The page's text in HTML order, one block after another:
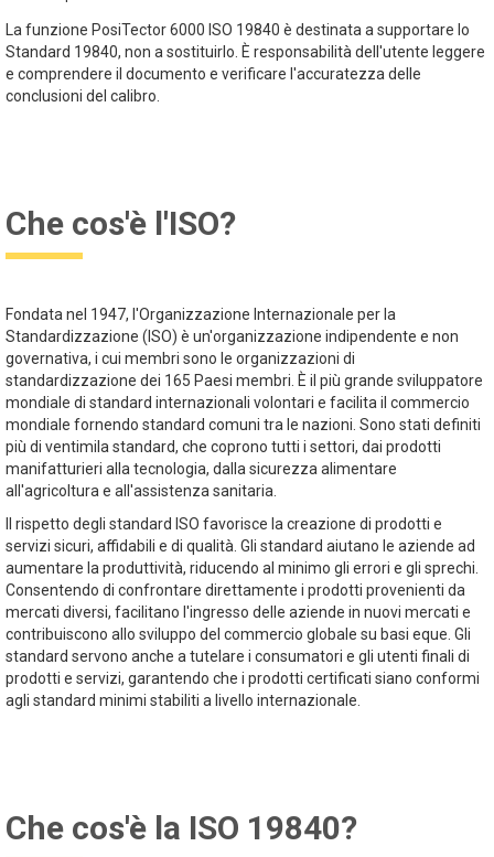
La funzione PosiTector 6000 ISO 19840 è destinata a supportare lo
Standard 19840, non a sostituirlo. È responsabilità dell'utente leggere
e comprendere il documento e verificare l'accuratezza delle
conclusioni del calibro.
Che cos'è l'ISO?
Fondata nel 1947, l'Organizzazione Internazionale per la
Standardizzazione (ISO) è un'organizzazione indipendente e non
governativa, i cui membri sono le organizzazioni di
standardizzazione dei 165 Paesi membri. È il più grande sviluppatore
mondiale di standard internazionali volontari e facilita il commercio
mondiale fornendo standard comuni tra le nazioni. Sono stati definiti
più di ventimila standard, che coprono tutti i settori, dai prodotti
manifatturieri alla tecnologia, dalla sicurezza alimentare
all'agricoltura e all'assistenza sanitaria.
Il rispetto degli standard ISO favorisce la creazione di prodotti e
servizi sicuri, affidabili e di qualità. Gli standard aiutano le aziende ad
aumentare la produttività, riducendo al minimo gli errori e gli sprechi.
Consentendo di confrontare direttamente i prodotti provenienti da
mercati diversi, facilitano l'ingresso delle aziende in nuovi mercati e
contribuiscono allo sviluppo del commercio globale su basi eque. Gli
standard servono anche a tutelare i consumatori e gli utenti finali di
prodotti e servizi, garantendo che i prodotti certificati siano conformi
agli standard minimi stabiliti a livello internazionale.
Che cos'è la ISO 19840?